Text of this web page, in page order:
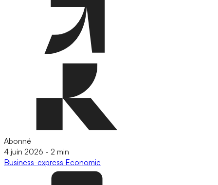
Abonné
4 juin 2026 - 2 min
Business-express Economie